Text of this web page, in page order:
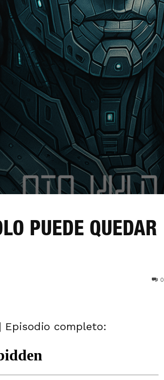
PUEDE QUEDAR
0
| Episodio completo: